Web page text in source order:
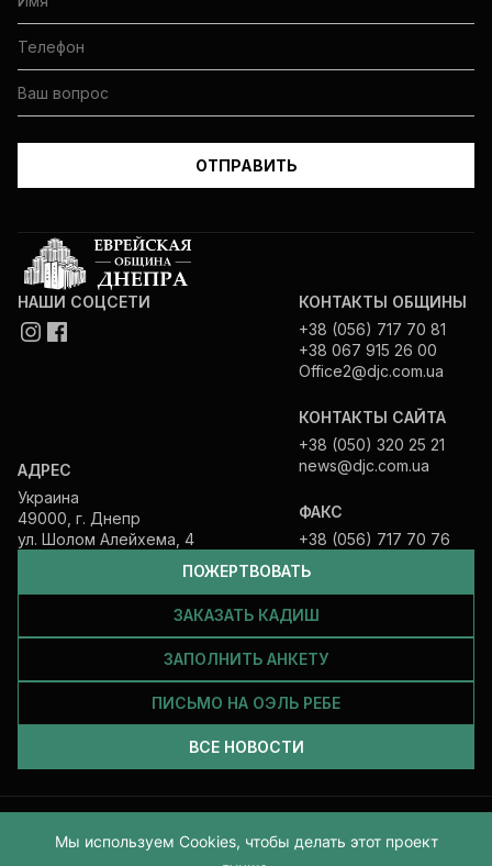
ПОЖЕРТВОВАТЬ
ЗАКАЗАТЬ КАДИШ
ЗАПОЛНИТЬ АНКЕТУ
ПИСЬМО НА ОЭЛЬ РЕБЕ
ВСЕ НОВОСТИ
НАШИ СОЦСЕТИ
АДРЕС
Украина
49000, г. Днепр
ул. Шолом Алейхема, 4
КОНТАКТЫ ОБЩИНЫ
+38 (056) 717 70 81
+38 067 915 26 00
Office2@djc.com.ua
КОНТАКТЫ САЙТА
+38 (050) 320 25 21
news@djc.com.ua
ФАКС
+38 (056) 717 70 76
Все права защищены и принадлежат Еврейской общине Днепра.
Мы используем Cookies, чтобы делать этот проект